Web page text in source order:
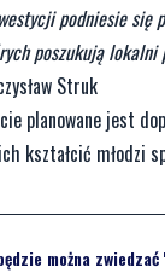
podniesie się
poszukują
Struk
planowane jest
kształcić
można zwiedzać